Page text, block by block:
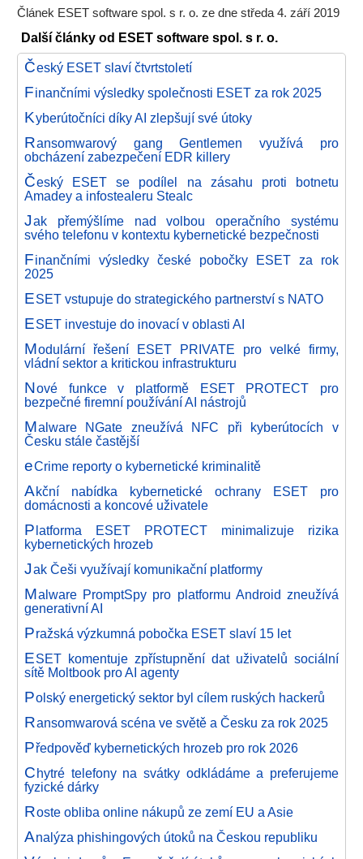
Článek ESET software spol. s r. o. ze dne středa 4. září 2019
Další články od ESET software spol. s r. o.
Český ESET slaví čtvrtstoletí
Finančními výsledky společnosti ESET za rok 2025
Kyberútočníci díky AI zlepšují své útoky
Ransomwarový gang Gentlemen využívá pro
obcházení zabezpečení EDR killery
Český ESET se podílel na zásahu proti botnetu
Amadey a infostealeru Stealc
Jak přemýšlíme nad volbou operačního systému
svého telefonu v kontextu kybernetické bezpečnosti
Finančními výsledky české pobočky ESET za rok
2025
ESET vstupuje do strategického partnerství s NATO
ESET investuje do inovací v oblasti AI
Modulární řešení ESET PRIVATE pro velké firmy,
vládní sektor a kritickou infrastrukturu
Nové funkce v platformě ESET PROTECT pro
bezpečné firemní používání AI nástrojů
Malware NGate zneužívá NFC při kyberútocích v
Česku stále častější
eCrime reporty o kybernetické kriminalitě
A kční nabídka kybernetické ochrany ESET pro
domácnosti a koncové uživatele
P latforma ESET PROTECT minimalizuje rizika
kybernetických hrozeb
Jak Češi využívají komunikační platformy
Malware PromptSpy pro platformu Android zneužívá
generativní AI
Pražská výzkumná pobočka ESET slaví 15 let
ESET komentuje zpřístupnění dat uživatelů sociální
sítě Moltbook pro AI agenty
Polský energetický sektor byl cílem ruských hackerů
Ransomwarová scéna ve světě a Česku za rok 2025
Předpověď kybernetických hrozeb pro rok 2026
C hytré telefony na svátky odkládáme a preferujeme
fyzické dárky
Roste obliba online nákupů ze zemí EU a Asie
Analýza phishingových útoků na Českou republiku